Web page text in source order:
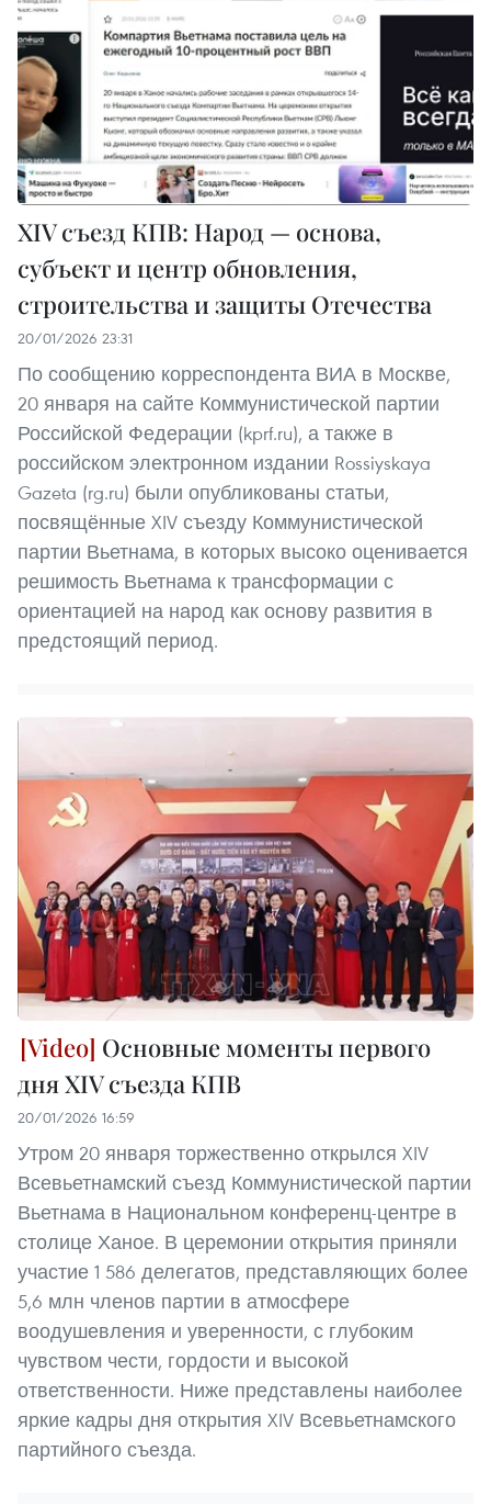
XIV съезд КПВ: Народ — основа,
субъект и центр обновления,
строительства и защиты Отечества
20/01/2026 23:31
По сообщению корреспондента ВИА в Москве,
20 января на сайте Коммунистической партии
Российской Федерации (kprf.ru), а также в
российском электронном издании Rossiyskaya
Gazeta (rg.ru) были опубликованы статьи,
посвящённые XIV съезду Коммунистической
партии Вьетнама, в которых высоко оценивается
решимость Вьетнама к трансформации с
ориентацией на народ как основу развития в
предстоящий период.
Основные моменты первого
дня XIV съезда КПВ
20/01/2026 16:59
Утром 20 января торжественно открылся XIV
Всевьетнамский съезд Коммунистической партии
Вьетнама в Национальном конференц-центре в
столице Ханое. В церемонии открытия приняли
участие 1 586 делегатов, представляющих более
5,6 млн членов партии в атмосфере
воодушевления и уверенности, с глубоким
чувством чести, гордости и высокой
ответственности. Ниже представлены наиболее
яркие кадры дня открытия XIV Всевьетнамского
партийного съезда.